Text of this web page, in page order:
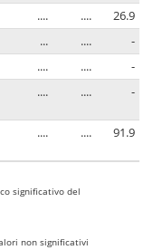
.... ....
26.9
... ....
-
.... ....
-
.... .... -
.... .... 91.9
significativo del
non significativi